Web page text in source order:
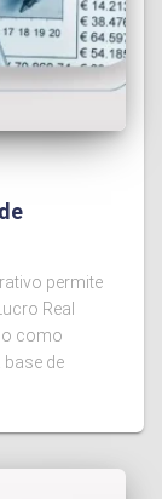
permite
Real
como
de